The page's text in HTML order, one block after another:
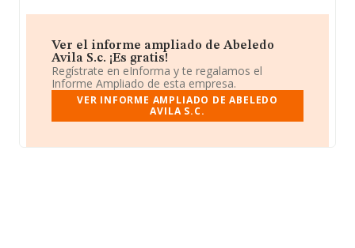
Ver el informe ampliado de Abeledo
Avila S.c. ¡Es gratis!
Regístrate en eInforma y te regalamos el
Informe Ampliado de esta empresa.
VER INFORME AMPLIADO DE ABELEDO
AVILA S.C.